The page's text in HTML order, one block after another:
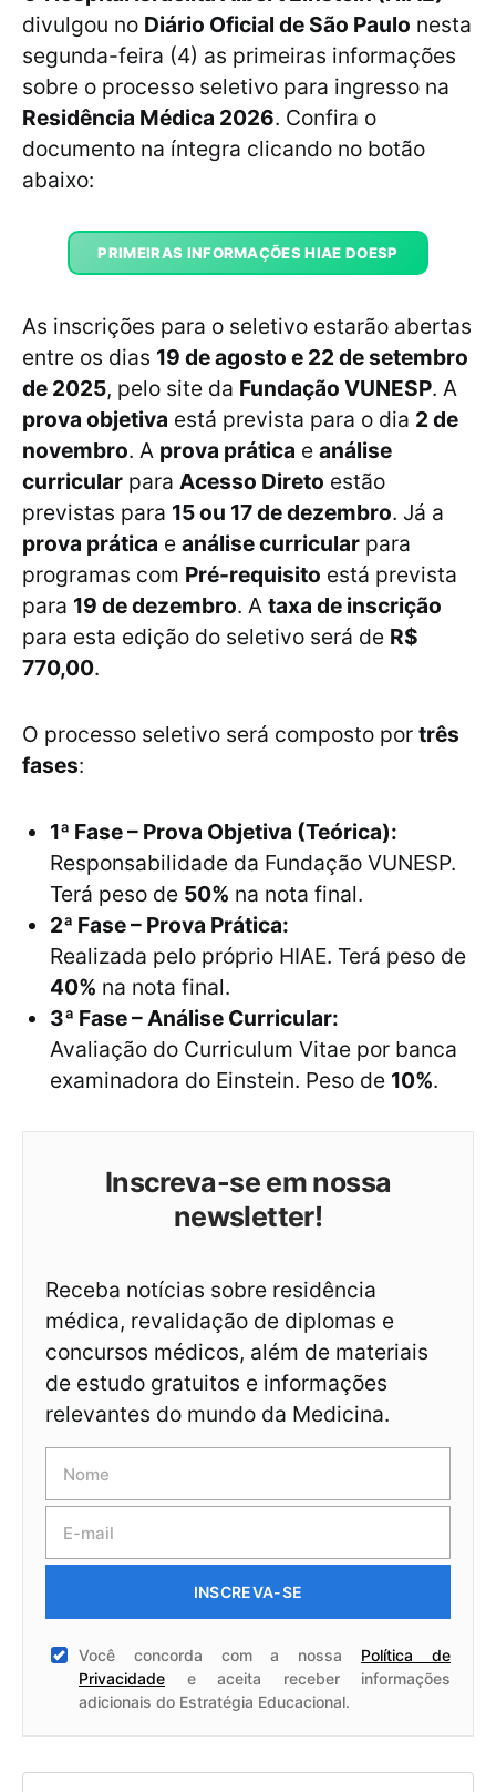
divulgou no Diário Oficial de São Paulo nesta
segunda-feira (4) as primeiras informações
sobre o processo seletivo para ingresso na
Residência Médica 2026. Confira o
documento na íntegra clicando no botão
abaixo:
PRIMEIRAS INFORMAÇÕES HIAE DOESP
As inscrições para o seletivo estarão abertas
entre os dias 19 de agosto e 22 de setembro
de 2025, pelo site da Fundação VUNESP. A
prova objetiva está prevista para o dia 2 de
novembro. A prova prática e análise
curricular para Acesso Direto estão
previstas para 15 ou 17 de dezembro. Já a
prova prática e análise curricular para
programas com Pré-requisito está prevista
para 19 de dezembro. A taxa de inscrição
para esta edição do seletivo será de R$
770,00.
O processo seletivo será composto por três
fases:
1ª Fase – Prova Objetiva (Teórica):
Responsabilidade da Fundação VUNESP.
Terá peso de 50% na nota final.
2ª Fase – Prova Prática:
Realizada pelo próprio HIAE. Terá peso de
40% na nota final.
3ª Fase – Análise Curricular:
Avaliação do Curriculum Vitae por banca
examinadora do Einstein. Peso de 10%.
Inscreva-se em nossa
newsletter!
Receba notícias sobre residência
médica, revalidação de diplomas e
concursos médicos, além de materiais
de estudo gratuitos e informações
relevantes do mundo da Medicina.
INSCREVA-SE
Você concorda com a nossa Política de
Privacidade e aceita receber informações
adicionais do Estratégia Educacional.